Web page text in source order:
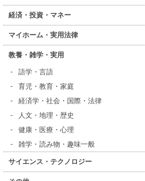
経済・投資・マネー
マイホーム・実用法律
教養・雑学・実用
語学・言語
育児・教育・家庭
経済学・社会・国際・法律
人文・地理・歴史
健康・医療・心理
雑学・読み物・趣味一般
サイエンス・テクノロジー